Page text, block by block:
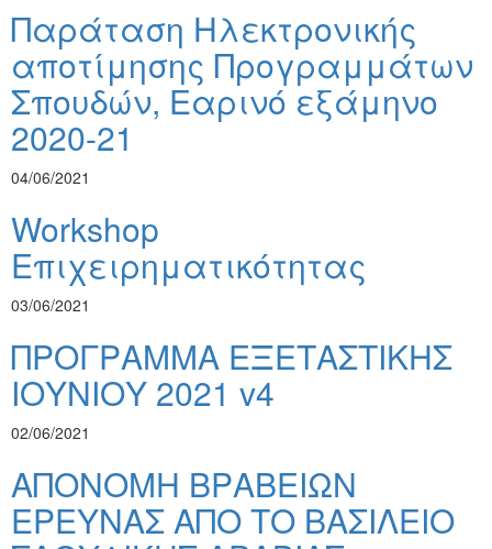
Παράταση Ηλεκτρονικής
αποτίμησης Προγραμμάτων
Σπουδών, Εαρινό εξάμηνο
2020-21
04/06/2021
Workshop
Επιχειρηματικότητας
03/06/2021
ΠΡΟΓΡΑΜΜΑ ΕΞΕΤΑΣΤΙΚΗΣ
ΙΟΥΝΙΟΥ 2021 v4
02/06/2021
ΑΠΟΝΟΜΗ ΒΡΑΒΕΙΩΝ
ΕΡΕΥΝΑΣ ΑΠΟ ΤΟ ΒΑΣΙΛΕΙΟ